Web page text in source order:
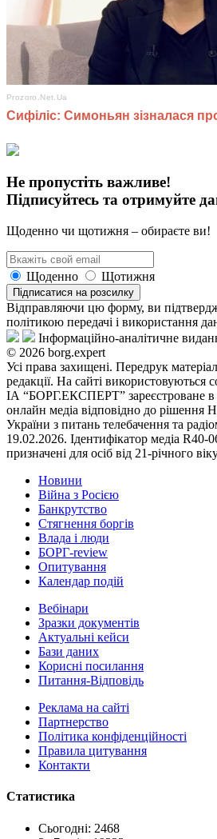
Не пропустіть важливе!
Підписуйтесь та отримуйте
Щоденно чи щотижня – обираєте ви!
Щоденно Щотижня
Підписатися на розсилку
Відправляючи цю форму, ви
політикою передачі і використання
Інформаційно-аналітичне
© 2026 borg.expert
Усі права захищені. Передрук
редакції. На сайті використовуються
ІА “БОРГ.ЕКСПЕРТ” зареєстроване в
онлайн медіа відповідно до рішення
України з питань телебачення та
19.02.2026. Ідентифікатор медіа R40-
призначені для осіб від 21-річного
Новини
Війна з Росією
Банкрутство
Стягнення боргiв
Влада i люди
БОРГ-review
Опитування
Календар подій
Вебінари
Зразки документів
Актуальні кейси
Бази даних
Корисні посилання
Питання-Відповідь
Реклама на сайтi
Партнерство
Політика конфіденційності
Правила цитування
Контакти
Статистика
Сьогодні: 2468